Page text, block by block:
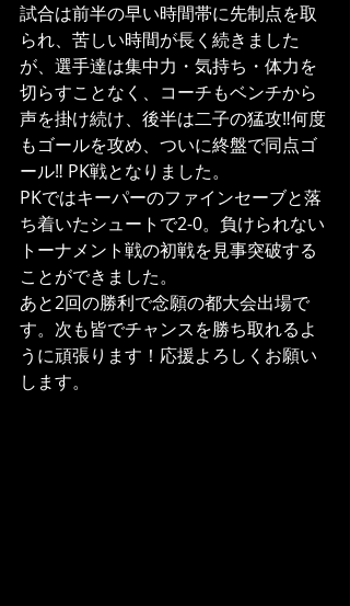
試合は前半の早い時間帯に先制点を取
られ、苦しい時間が長く続きました
が、選手達は集中力・気持ち・体力を
切らすことなく、コーチもベンチから
声を掛け続け、後半は二子の猛攻‼︎何度
もゴールを攻め、ついに終盤で同点ゴ
ール‼︎ PK戦となりました。
PKではキーパーのファインセーブと落
ち着いたシュートで2-0。負けられない
トーナメント戦の初戦を見事突破する
ことができました。
あと2回の勝利で念願の都大会出場で
す。次も皆でチャンスを勝ち取れるよ
うに頑張ります！応援よろしくお願い
します。